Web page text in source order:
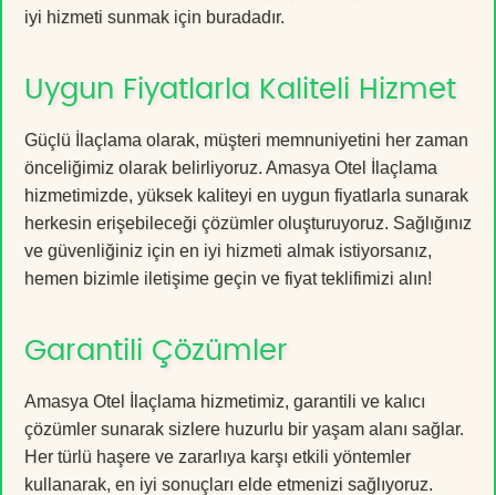
iyi hizmeti sunmak için buradadır.
Uygun Fiyatlarla Kaliteli Hizmet
Güçlü İlaçlama olarak, müşteri memnuniyetini her zaman
önceliğimiz olarak belirliyoruz. Amasya Otel İlaçlama
hizmetimizde, yüksek kaliteyi en uygun fiyatlarla sunarak
herkesin erişebileceği çözümler oluşturuyoruz. Sağlığınız
ve güvenliğiniz için en iyi hizmeti almak istiyorsanız,
hemen bizimle iletişime geçin ve fiyat teklifimizi alın!
Garantili Çözümler
Amasya Otel İlaçlama hizmetimiz, garantili ve kalıcı
çözümler sunarak sizlere huzurlu bir yaşam alanı sağlar.
Her türlü haşere ve zararlıya karşı etkili yöntemler
kullanarak, en iyi sonuçları elde etmenizi sağlıyoruz.